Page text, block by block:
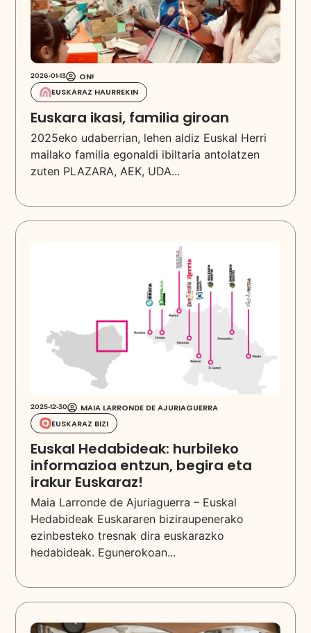
2026-01-13
ON!
EUSKARAZ HAURREKIN
Euskara ikasi, familia giroan
2025eko udaberrian, lehen aldiz Euskal Herri
mailako familia egonaldi ibiltaria antolatzen
zuten PLAZARA, AEK, UDA...
2025-12-30
MAIA LARRONDE DE AJURIAGUERRA
EUSKARAZ BIZI
Euskal Hedabideak: hurbileko
informazioa entzun, begira eta
irakur Euskaraz!
Maia Larronde de Ajuriaguerra – Euskal
Hedabideak Euskararen biziraupenerako
ezinbesteko tresnak dira euskarazko
hedabideak. Egunerokoan...